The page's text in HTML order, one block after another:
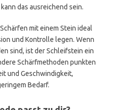
das ausreichend sein.
mit einem Stein ideal
und Kontrolle legen. Wenn
sind, ist der Schleifstein ein
Schärfmethoden punkten
und Geschwindigkeit,
Bedarf.